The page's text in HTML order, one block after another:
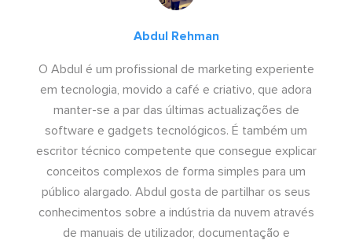
Abdul Rehman
O Abdul é um profissional de marketing experiente
em tecnologia, movido a café e criativo, que adora
manter-se a par das últimas actualizações de
software e gadgets tecnológicos. É também um
escritor técnico competente que consegue explicar
conceitos complexos de forma simples para um
público alargado. Abdul gosta de partilhar os seus
conhecimentos sobre a indústria da nuvem através
de manuais de utilizador, documentação e